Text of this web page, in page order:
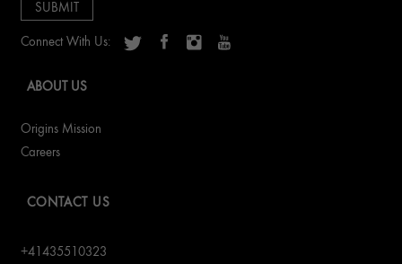
Connect With Us:
ABOUT US
Origins Mission
Careers
CONTACT US
+41435510323